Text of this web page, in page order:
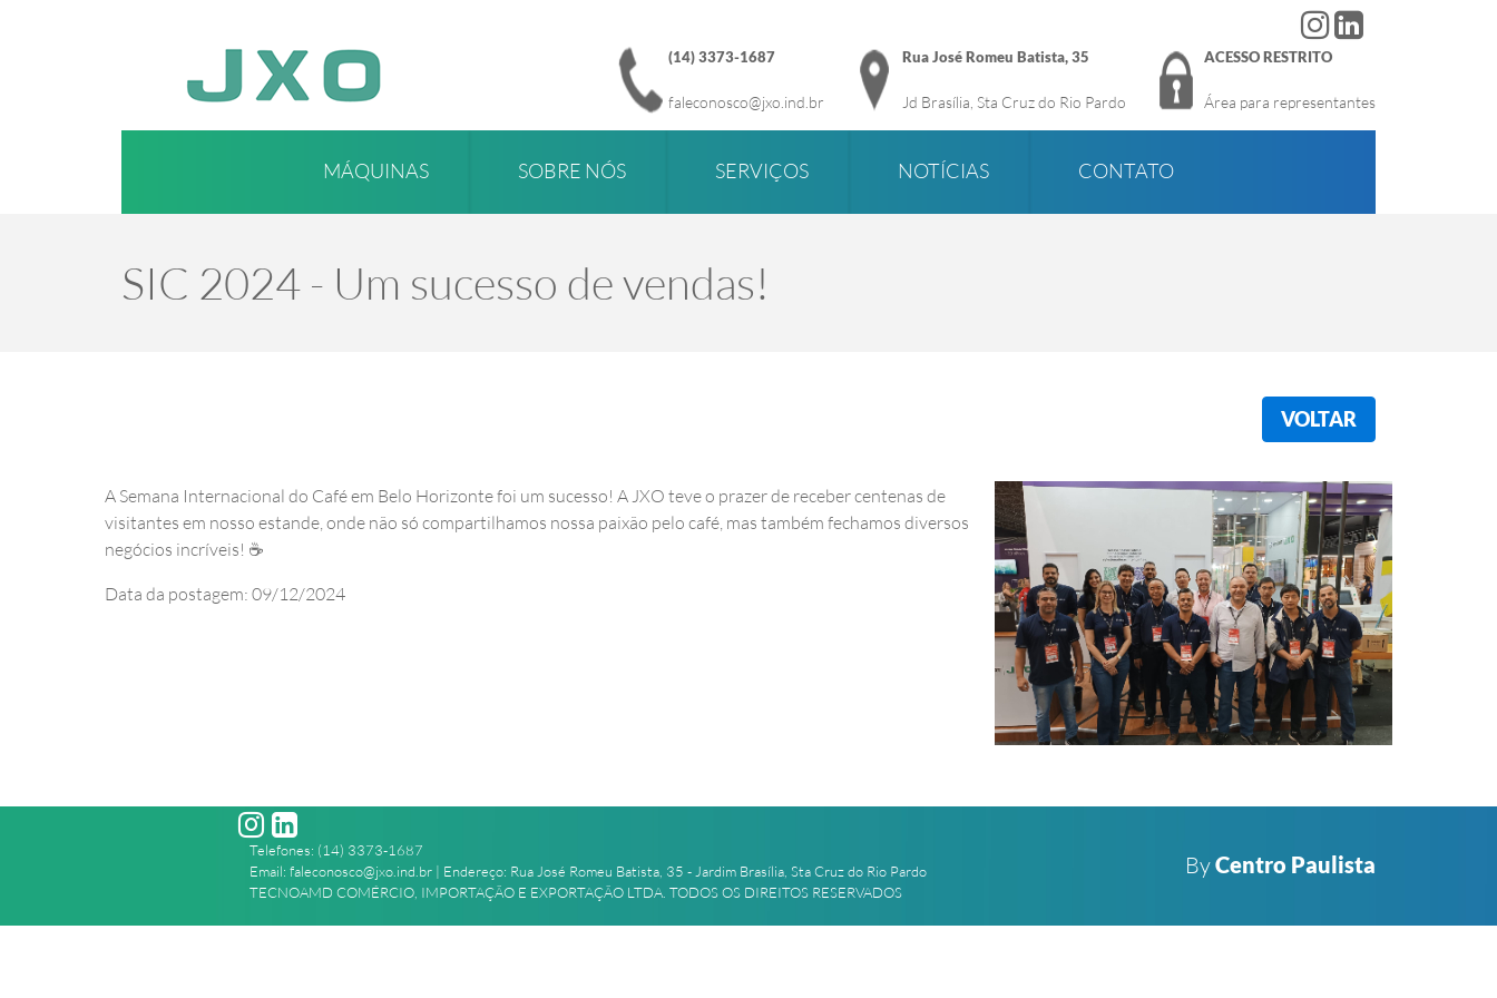
(14) 3373-1687
faleconosco@jxo.ind.br
Rua José Romeu Batista, 35
Jd Brasília, Sta Cruz do Rio Pardo
ACESSO RESTRITO
Área para representantes
MÁQUINAS SOBRE NÓS SERVIÇOS NOTÍCIAS CONTATO
SIC 2024 - Um sucesso de vendas!
VOLTAR
A Semana Internacional do Café em Belo Horizonte foi um sucesso! A JXO teve o prazer de receber centenas de
visitantes em nosso estande, onde não só compartilhamos nossa paixão pelo café, mas também fechamos diversos
negócios incríveis! ☕
Data da postagem: 09/12/2024
Telefones: (14) 3373-1687
Email: faleconosco@jxo.ind.br | Endereço: Rua José Romeu Batista, 35 - Jardim Brasília, Sta Cruz do Rio Pardo
TECNOAMD COMÉRCIO, IMPORTAÇÃO E EXPORTAÇÃO LTDA. TODOS OS DIREITOS RESERVADOS
ByCentro Paulista